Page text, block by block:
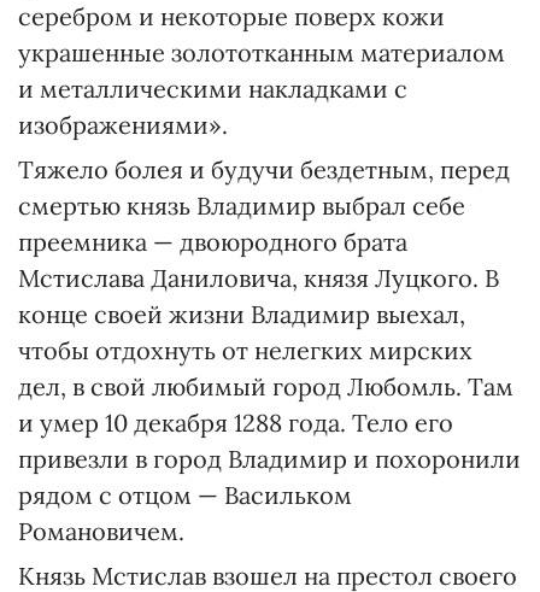
серебром и некоторые поверх кожи
украшенные золототканным материалом
и металлическими накладками с
изображениями».
Тяжело болея и будучи бездетным, перед
смертью князь Владимир выбрал себе
преемника — двоюродного брата
Мстислава Даниловича, князя Луцкого. В
конце своей жизни Владимир выехал,
чтобы отдохнуть от нелегких мирских
дел, в свой любимый город Любомль. Там
и умер 10 декабря 1288 года. Тело его
привезли в город Владимир и похоронили
рядом с отцом — Васильком
Романовичем.
Князь Мстислав взошел на престол своего